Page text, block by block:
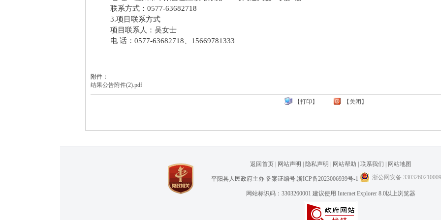
联系方式： 0577-63682718
3.项目联系方式
项目联系人： 吴女士
电 话： 0577-63682718、15669781333
附件：
结果公告附件(2).pdf
【打印】 【关闭】
返回首页 网站声明 隐私声明 网站帮助 联系我们 网站地图
平阳县人民政府主办 备案证编号:浙ICP备2023006939号-1 浙公网安备
网站标识码：3303260001 建议使用 Internet Explorer 8.0以上浏览器